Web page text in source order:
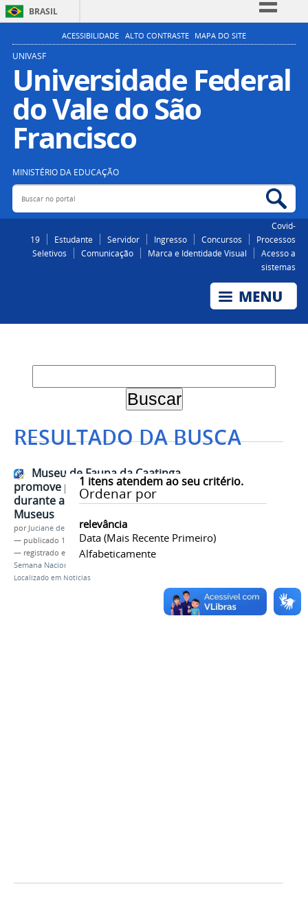
BRASIL
Simplifique!
Participe
Acesso à informação
Legislação
ACESSIBILIDADE ALTO CONTRASTE MAPA DO SITE
UNIVASF
Universidade Federal
do Vale do São
Francisco
MINISTÉRIO DA EDUCAÇÃO
Buscar no portal
Covid-
19
Estudante Servidor Ingresso Concursos
Processos
Seletivos
Comunicação Marca e Identidade Visual
Acesso a
sistemas
RESULTADO DA BUSCA
1 itens atendem ao seu critério.
Ordenar por
relevância
Data (mais Recente Primeiro)
Alfabeticamente
Museu de Fauna da Caatinga
promove programação especial
durante a 24ª Semana Nacional de
Museus
por Juciane de Jesus Aleixo
— publicado 19/05/2026
— registrado em:
Museu da Fauna,Cemafauna
Semana Nacional de Museus
Localizado em Notícias